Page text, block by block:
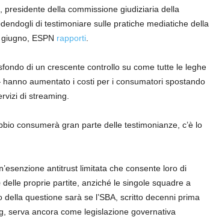
della commissione giudiziaria della
di testimoniare sulle pratiche mediatiche della
ESPN rapporti.
di un crescente controllo su come tutte le leghe
aumentato i costi per i consumatori spostando
di streaming.
consumerà gran parte delle testimonianze, c’è lo
antitrust limitata che consente loro di
proprie partite, anziché le singole squadre a
questione sarà se l’SBA, scritto decenni prima
serva ancora come legislazione governativa